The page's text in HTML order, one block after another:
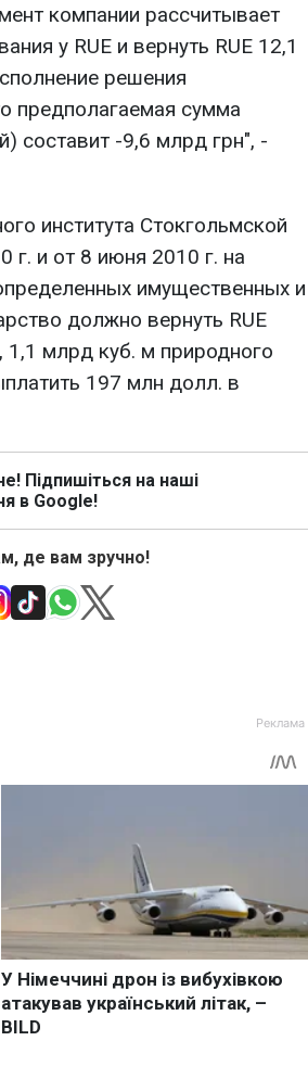
компании рассчитывает
у RUE и вернуть RUE 12,1
решения
предполагаемая сумма
составит -9,6 млрд грн", -
института Стокгольмской
г. и от 8 июня 2010 г. на
имущественных и
должно вернуть RUE
1,1 млрд куб. м природного
197 млн долл. в
Підпишіться на наші
в Google!
де вам зручно!